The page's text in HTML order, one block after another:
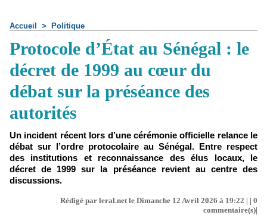
Accueil > Politique
Protocole d’État au Sénégal : le
décret de 1999 au cœur du
débat sur la préséance des
autorités
Un incident récent lors d’une cérémonie officielle relance le
débat sur l’ordre protocolaire au Sénégal. Entre respect
des institutions et reconnaissance des élus locaux, le
décret de 1999 sur la préséance revient au centre des
discussions.
Rédigé par leral.net le Dimanche 12 Avril 2026 à 19:22 | | 0
commentaire(s)|